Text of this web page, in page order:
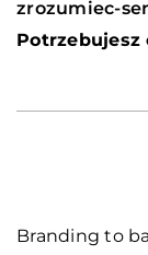
zrozumiec-
Potrzebujesz
Branding to